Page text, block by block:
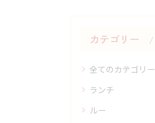
カテゴリー
全てのカテゴリー
ランチ
ルー